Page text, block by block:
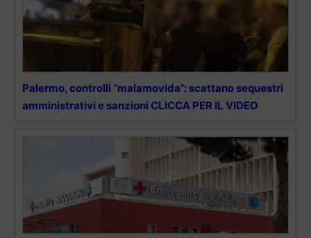
Palermo, controlli “malamovida”: scattano sequestri
amministrativi e sanzioni CLICCA PER IL VIDEO